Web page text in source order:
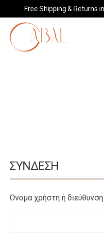
Free Shipping & Returns
ΣΎΝΔΕΣΗ
Όνομα χρήστη ή